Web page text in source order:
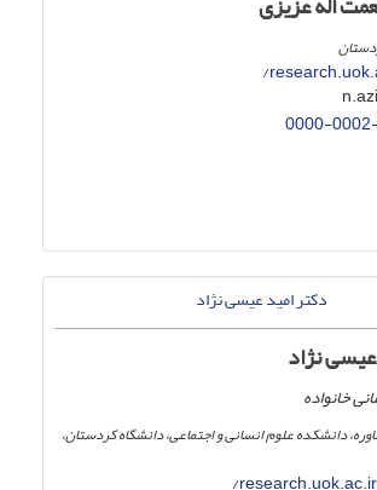
0000-
نژاد
خانواده
دانشکده علوم انسانی و اجتماعی، دانشگاه کردستان،